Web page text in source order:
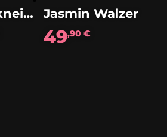
In der Dorfkneipe Jasmin Walzer
49,90 €